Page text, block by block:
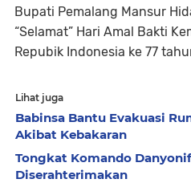
Bupati Pemalang Mansur
“Selamat” Hari Amal Bakti
Repubik Indonesia ke 77
Lihat juga
Babinsa Bantu Evakuasi
Akibat Kebakaran
Tongkat Komando
Diserahterimakan